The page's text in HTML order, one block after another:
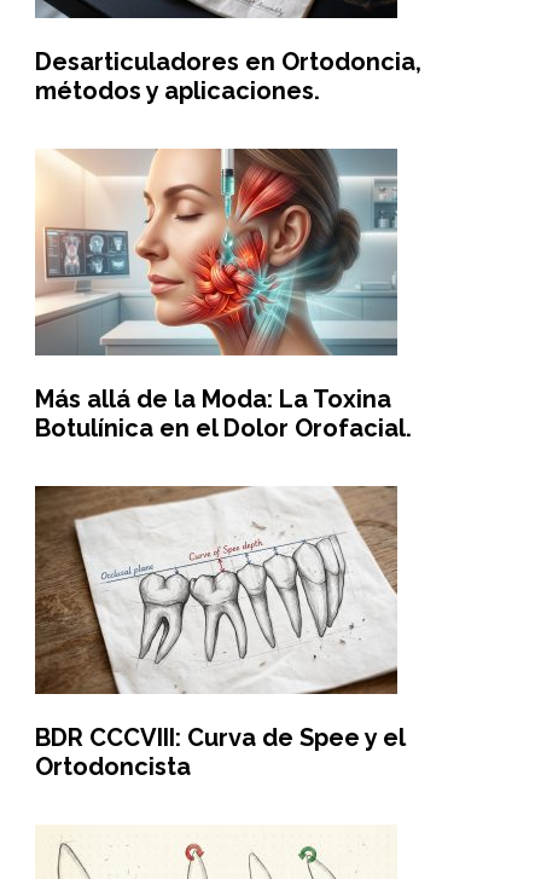
Desarticuladores en Ortodoncia,
métodos y aplicaciones.
Más allá de la Moda: La Toxina
Botulínica en el Dolor Orofacial.
BDR CCCVIII: Curva de Spee y el
Ortodoncista